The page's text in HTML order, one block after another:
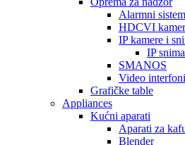
Alarmni
HDCVI
IP kamere i
IP
SMANOS
Video interfoni
Grafičke table
Appliances
Kućni aparati
Aparati za
Blender